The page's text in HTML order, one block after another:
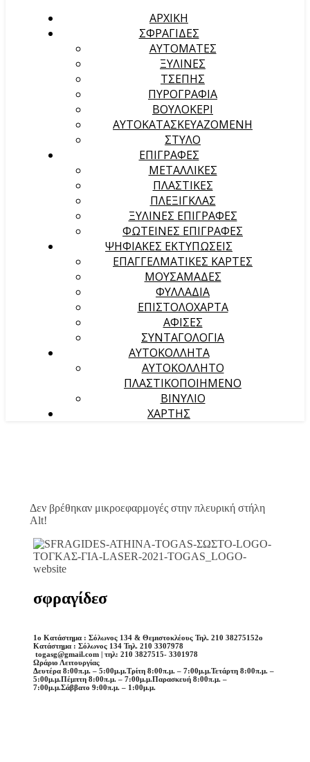
ΑΡΧΙΚΉ
ΣΦΡΑΓΙΔΕΣ
ΑΥΤΟΜΑΤΕΣ
ΞΥΛΙΝΕΣ
ΤΣΕΠΗΣ
ΠΥΡΟΓΡΑΦΙΑ
ΒΟΥΛΟΚΕΡΙ
ΑΥΤΟΚΑΤΑΣΚΕΥΑΖΟΜΕΝΗ
ΣΤΥΛΟ
ΕΠΙΓΡΑΦΕΣ
ΜΕΤΑΛΛΙΚΕΣ
ΠΛΑΣΤΙΚΕΣ
ΠΛΕΞΙΓΚΛΑΣ
ΞΥΛΙΝΕΣ ΕΠΙΓΡΑΦΕΣ
ΦΩΤΕΙΝΕΣ ΕΠΙΓΡΑΦΕΣ
ΨΗΦΙΑΚΕΣ ΕΚΤΥΠΩΣΕΙΣ
ΕΠΑΓΓΕΛΜΑΤΙΚΕΣ ΚΑΡΤΕΣ
ΜΟΥΣΑΜΑΔΕΣ
ΦΥΛΛΑΔΙΑ
ΕΠΙΣΤΟΛΟΧΑΡΤΑ
ΑΦΙΣΕΣ
ΣΥΝΤΑΓΟΛΟΓΙΑ
ΑΥΤΟΚΟΛΛΗΤΑ
ΑΥΤΟΚΟΛΛΗΤΟ
ΠΛΑΣΤΙΚΟΠΟΙΗΜΕΝΟ
ΒΙΝΥΛΙΟ
ΧΑΡΤΗΣ
Δεν βρέθηκαν μικροεφαρμογές στην πλευρική στήλη
Alt!
σφραγίδεσ
1o Κατάστημα : Σόλωνος 134 & Θεμιστοκλέους Τηλ. 210 38275152o
Κατάστημα : Σόλωνος 134 Τηλ. 210 3307978
togasg@gmail.com | τηλ: 210 3827515- 3301978
Ωράριο Λειτουργίας
Δευτέρα 8:00π.μ. – 5:00μ.μ.Τρίτη 8:00π.μ. – 7:00μ.μ.Τετάρτη 8:00π.μ. –
5:00μ.μ.Πέμπτη 8:00π.μ. – 7:00μ.μ.Παρασκευή 8:00π.μ. –
7:00μ.μ.Σάββατο 9:00π.μ. – 1:00μ.μ.